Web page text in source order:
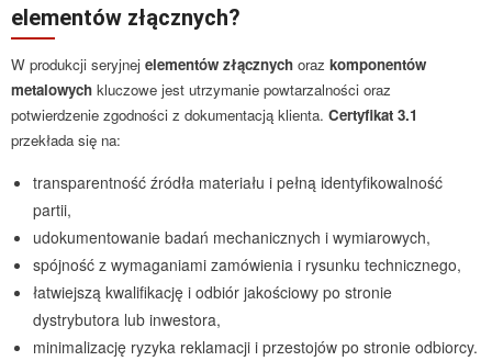
elementów złącznych?
W produkcji seryjnej elementów złącznych oraz komponentów
metalowych kluczowe jest utrzymanie powtarzalności oraz
potwierdzenie zgodności z dokumentacją klienta. Certyfikat 3.1
przekłada się na:
transparentność źródła materiału i pełną identyfikowalność
partii,
udokumentowanie badań mechanicznych i wymiarowych,
spójność z wymaganiami zamówienia i rysunku technicznego,
łatwiejszą kwalifikację i odbiór jakościowy po stronie
dystrybutora lub inwestora,
minimalizację ryzyka reklamacji i przestojów po stronie odbiorcy.